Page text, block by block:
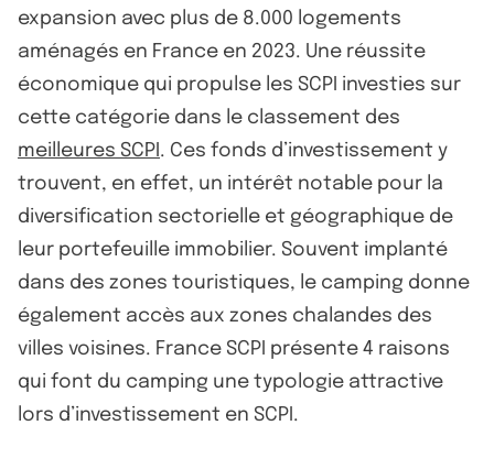
expansion avec plus de 8.000 logements
aménagés en France en 2023. Une réussite
économique qui propulse les SCPI investies sur
cette catégorie dans le classement des
meilleures SCPI . Ces fonds d’investissement y
trouvent, en effet, un intérêt notable pour la
diversification sectorielle et géographique de
leur portefeuille immobilier. Souvent implanté
dans des zones touristiques, le camping donne
également accès aux zones chalandes des
villes voisines. France SCPI présente 4 raisons
qui font du camping une typologie attractive
lors d’investissement en SCPI.